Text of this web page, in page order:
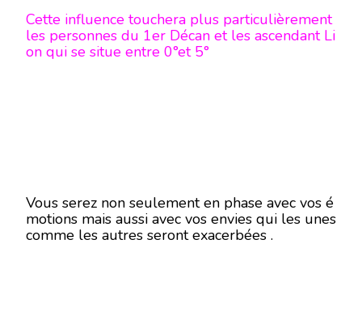
Cette influence touchera plus particulièrement
les personnes du 1er Décan et les ascendant Li
on qui se situe entre 0°et 5°
Vous serez non seulement en phase avec vos é
motions mais aussi avec vos envies qui les unes
comme les autres seront exacerbées .